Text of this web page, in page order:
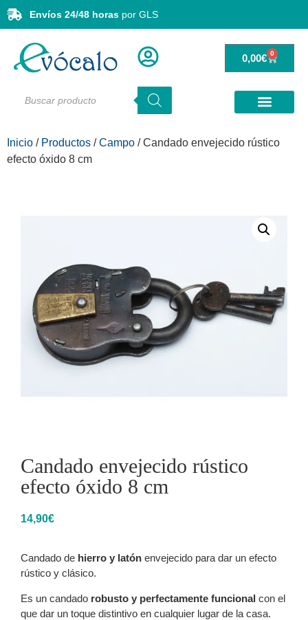
Envíos 24/48 horaspor GLS
0,00€ 0
Inicio / Productos /Campo / Candado envejecido rústico
efecto óxido 8 cm
Candado envejecido rústico
efecto óxido 8 cm
14,90€
Candado de hierro y latón envejecido para dar un efecto
rústico y clásico.
Es un candado robusto y perfectamente funcional con el
que dar un toque distintivo en cualquier lugar de la casa.